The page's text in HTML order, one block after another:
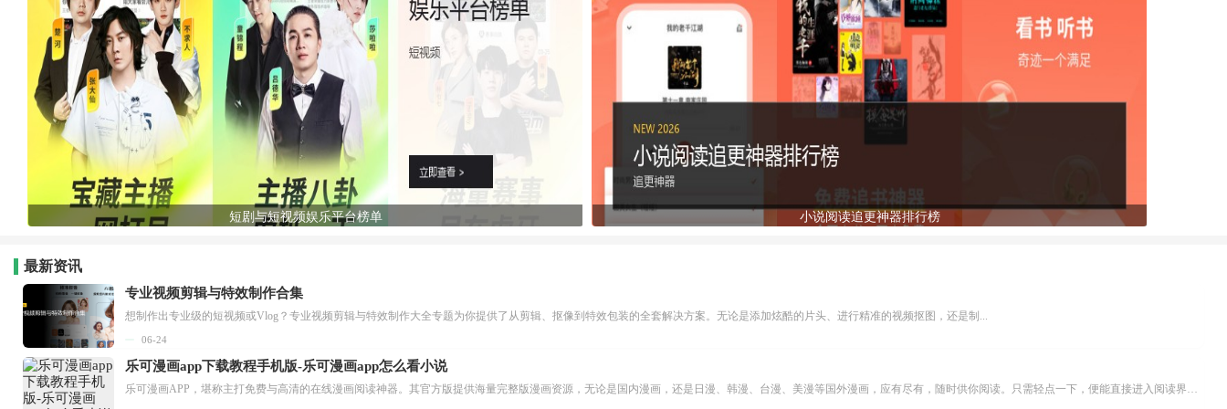
短剧与短视频娱乐平台榜单 小说阅读追更神器排行榜
最新资讯
专业视频剪辑与特效制作合集
想制作出专业级的短视频或Vlog？专业视频剪辑与特效制作大全专题为你提供了从剪辑、抠像到特效包装的全套解决方案。无论是添加炫酷的片头、进行精准的视频抠图，还是制...
06-24
乐可漫画app下载教程手机版-乐可漫画app怎么看小说
乐可漫画APP，堪称主打免费与高清的在线漫画阅读神器。其官方版提供海量完整版漫画资源，无论是国内漫画，还是日漫、韩漫、台漫、美漫等国外漫画，应有尽有，随时供你阅读。只需轻点一下，便能直接进入阅读界面。不仅如此，乐可漫画最新版本更新速度极快，在这里，你总能抢先看到全网一手漫画章节内容！...